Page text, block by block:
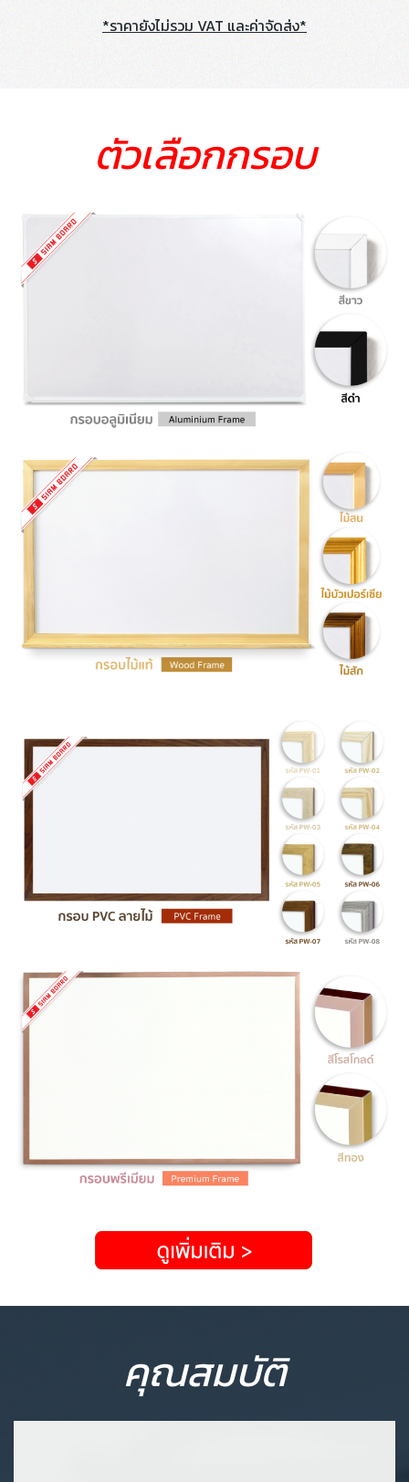
*ราคายังไม่รวม VAT และค่าจัดส่ง*
ตัวเลือกกรอบ
คุณสมบัติ